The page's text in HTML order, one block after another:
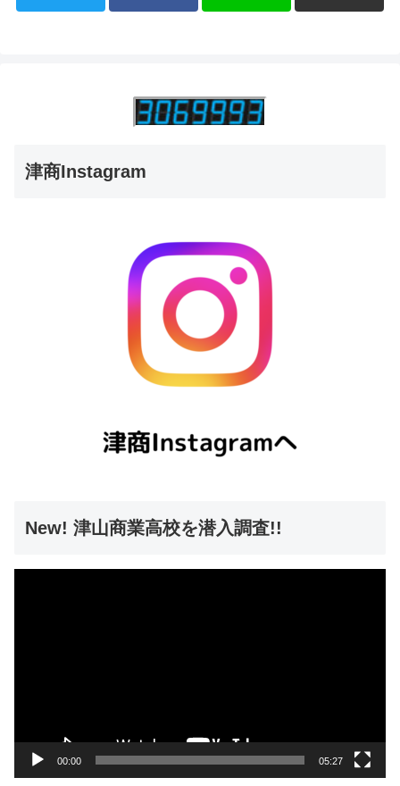
津商Instagram
New! 津山商業高校を潜入調査!!
00:00 05:27